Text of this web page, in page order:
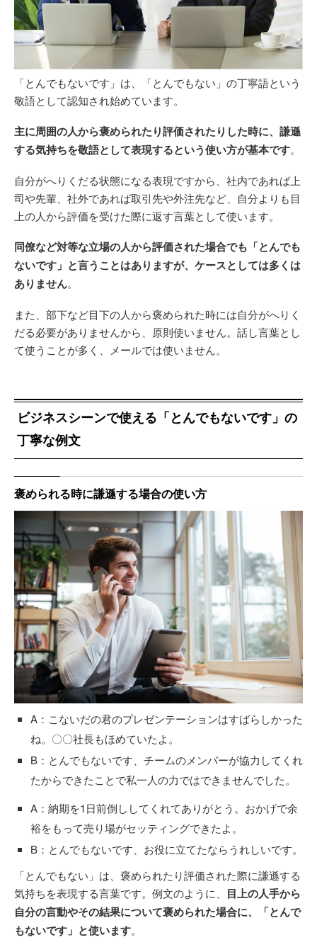
「とんでもないです」は、「とんでもない」の丁寧語という
敬語として認知され始めています。
主に周囲の人から褒められたり評価されたりした時に、謙遜
する気持ちを敬語として表現するという使い方が基本です。
自分がへりくだる状態になる表現ですから、社内であれば上
司や先輩、社外であれば取引先や外注先など、自分よりも目
上の人から評価を受けた際に返す言葉として使います。
同僚など対等な立場の人から評価された場合でも「とんでも
ないです」と言うことはありますが、ケースとしては多くは
ありません。
また、部下など目下の人から褒められた時には自分がへりく
だる必要がありませんから、原則使いません。話し言葉とし
て使うことが多く、メールでは使いません。
ビジネスシーンで使える「とんでもないです」の
丁寧な例文
褒められる時に謙遜する場合の使い方
A：こないだの君のプレゼンテーションはすばらしかった
ね。〇〇社長もほめていたよ。
B：とんでもないです、チームのメンバーが協力してくれ
たからできたことで私一人の力ではできませんでした。
A：納期を1日前倒ししてくれてありがとう。おかげで余
裕をもって売り場がセッティングできたよ。
B：とんでもないです、お役に立てたならうれしいです。
「とんでもない」は、褒められたり評価された際に謙遜する
気持ちを表現する言葉です。例文のように、 目上の人手から
自分の言動やその結果について褒められた場合に、「とんで
もないです」と使います。